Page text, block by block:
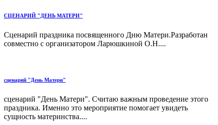
СЦЕНАРИЙ "ДЕНЬ МАТЕРИ"
Сценарий праздника посвященного Дню Матери.Разработан
совместно с организатором Ларюшкиной О.Н....
сценарий "День Матери"
сценарий "День Матери". Считаю важным проведение этого
праздника. Именно это мероприятие помогает увидеть
сущность материнства....